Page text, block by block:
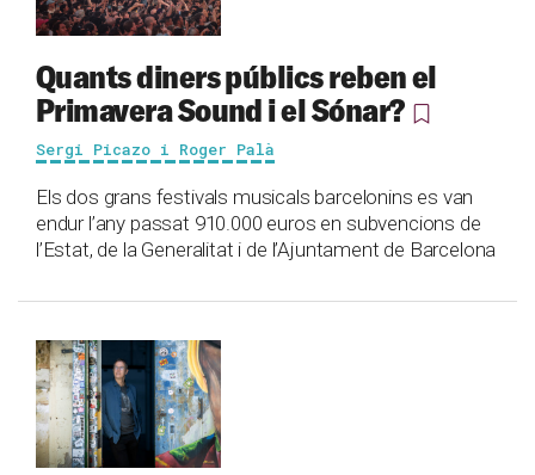
Quants diners públics reben el
Primavera Sound i el Sónar?
Sergi Picazo i Roger Palà
Els dos grans festivals musicals barcelonins es van
endur l’any passat 910.000 euros en subvencions de
l’Estat, de la Generalitat i de l’Ajuntament de Barcelona